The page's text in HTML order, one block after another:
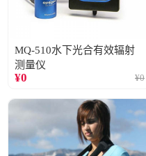
MQ-510水下光合有效辐射
测量仪
¥0 ¥0